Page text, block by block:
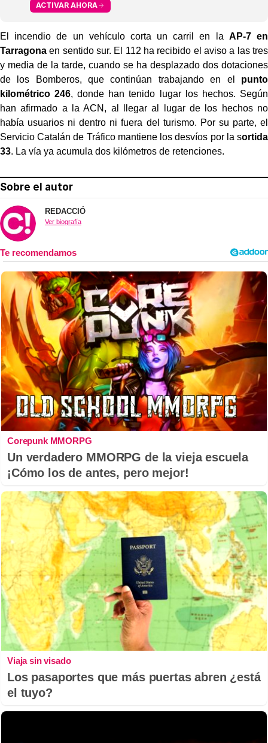
ACTIVAR AHORA
El incendio de un vehículo corta un carril en la AP-7 en
Tarragona en sentido sur. El 112 ha recibido el aviso a las tres
y media de la tarde, cuando se ha desplazado dos dotaciones
de los Bomberos, que continúan trabajando en el punto
kilométrico 246, donde han tenido lugar los hechos. Según
han afirmado a la ACN, al llegar al lugar de los hechos no
había usuarios ni dentro ni fuera del turismo. Por su parte, el
Servicio Catalán de Tráfico mantiene los desvíos por la sortida
33. La vía ya acumula dos kilómetros de retenciones.
Sobre el autor
REDACCIÓ
Ver biografía
Corepunk MMORPG
Un verdadero MMORPG de la vieja escuela
¡Cómo los de antes, pero mejor!
Viaja sin visado
Los pasaportes que más puertas abren ¿está
el tuyo?